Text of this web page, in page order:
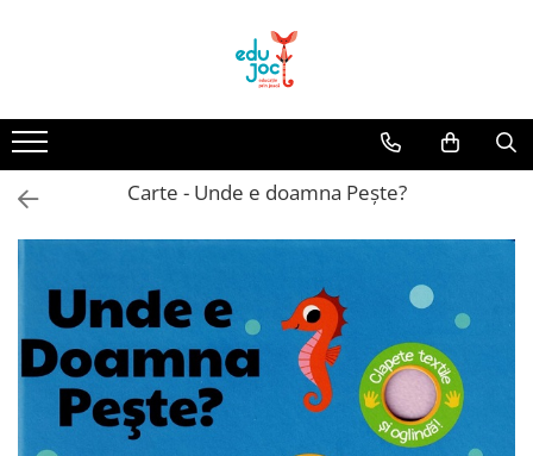
1-2 ani
3-4 ani
5-7 ani
8-99 ani
Carte - Unde e doamna Pește?